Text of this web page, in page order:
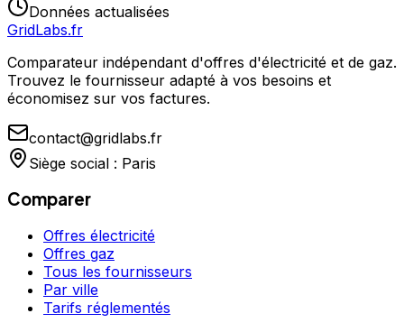
Données actualisées
GridLabs.fr
Comparateur indépendant d'offres d'électricité et de gaz.
Trouvez le fournisseur adapté à vos besoins et
économisez sur vos factures.
contact@gridlabs.fr
Siège social : Paris
Comparer
Offres électricité
Offres gaz
Tous les fournisseurs
Par ville
Tarifs réglementés